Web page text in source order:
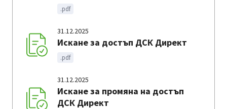
.pdf
31.12.2025
Искане за достъп ДСК Директ
.pdf
31.12.2025
Искане за промяна на достъп
ДСК Директ